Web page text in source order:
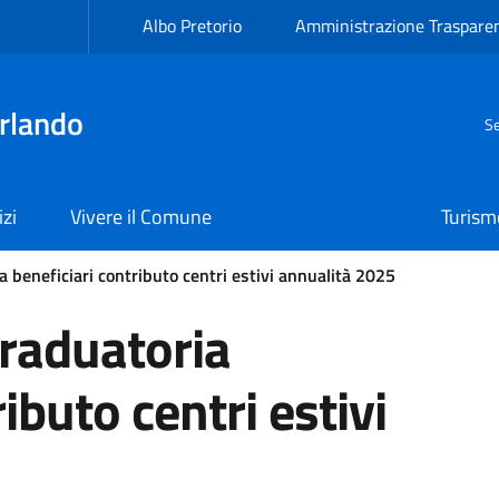
Albo Pretorio Amministrazione
Vivere il Comune
beneficiari contributo centri estivi annualità 2025
centri estivi